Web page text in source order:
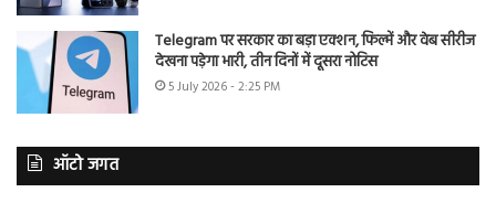
Telegram पर सरकार का बड़ा एक्शन, फिल्में और वेब सीरीज
देखना पड़ेगा भारी, तीन दिनों में दूसरा नोटिस
5 July 2026 - 2:25 PM
ऑटो जगत